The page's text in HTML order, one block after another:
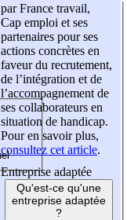
par France travail,
Cap emploi et ses
partenaires pour ses
actions concrètes en
faveur du recrutement,
de l’intégration et de
l’accompagnement de
ses collaborateurs en
situation de handicap.
Pour en savoir plus,
consultez cet article.
Entreprise adaptée
Qu'est-ce qu'une
entreprise adaptée
?